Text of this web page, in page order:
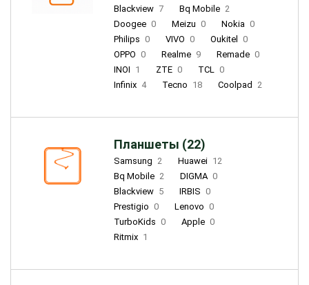
Blackview 7 Bq Mobile 2
Doogee 0 Meizu 0 Nokia 0
Philips 0 VIVO 0 Oukitel
0
OPPO 0 Realme 9 Remade 0
INOI 1 ZTE 0 TCL 0
Infinix 4 Tecno 18 Coolpad 2
Планшеты (22)
Samsung 2 Huawei 12
Bq Mobile 2 DIGMA 0
Blackview 5 IRBIS 0
Prestigio 0 Lenovo 0
TurboKids 0 Apple 0
Ritmix 1